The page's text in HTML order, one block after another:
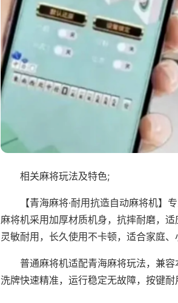
相关麻将玩法及特色;
【青海麻将·耐用抗造自动麻将机
麻将机采用加厚材质机身，抗摔耐磨，
灵敏耐用，长久使用不卡顿，适合家庭
普通麻将机适配青海麻将玩法，兼
洗牌快速精准，运行稳定无故障，按键耐